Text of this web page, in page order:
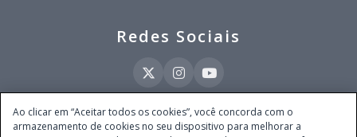
Redes Sociais
Este site é operado pela Ventmear Brasil LTDA (CNPJ 52.868.380/0001-84), com
Ao clicar em “Aceitar todos os cookies”, você concorda com o
armazenamento de cookies no seu dispositivo para melhorar a